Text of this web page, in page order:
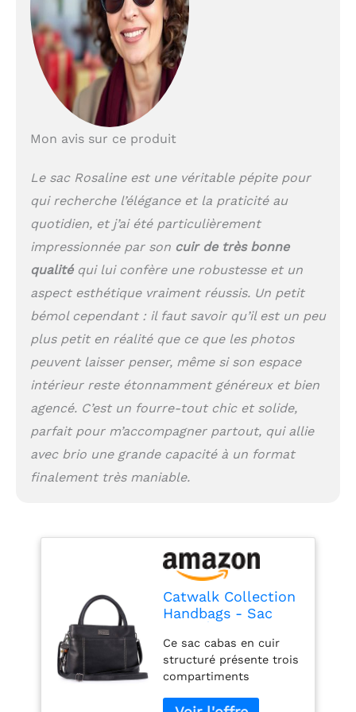
lustré pour créer une
superbe surface plane,
douce et soyeuse au
toucher. Une
bandoulière amovible et
réglable ainsi que des
doubles offrent
plate avec des pieds en
métal apporte structure
et stabilité lorsqu'il est
PRODUIT: H 22, L 32, P
15.5 cm, POIGNEES: 40
ANSE: 15 cm,
BANDOULIÈRE
AMOVIBLE: 150 cm
POCHES: 3
Compartiments
principaux + 1 Poche
intérieure zippée + 1
ouverte + 1
Emplacement téléphone
Emplacements cartes
Porte-rouge à lèvres + 1
Porte clef mousqueton
+ 1 Poche Extérieure
Zippé au Dos. Chaque
sac est livré avec une
chaînette décorative
Catwalk, et est livré
avec un sac anti-
poussière.
Mon avis sur ce produit
Le sac Rosaline est une véritable pépite pour
qui recherche l’élégance et la praticité au
quotidien, et j’ai été particulièrement
impressionnée par son cuir de très bonne
qualitéqui lui confère une robustesse et un
aspect esthétique vraiment réussis. Un petit
bémol cependant : il faut savoir qu’il est un peu
plus petit en réalité que ce que les photos
peuvent laisser penser, même si son espace
intérieur reste étonnamment généreux et bien
agencé. C’est un fourre-tout chic et solide,
parfait pour m’accompagner partout, qui allie
avec brio une grande capacité à un format
finalement très maniable.
Catwalk Collection
Handbags - Sac
Femme en Cuir -
Sac Cabas Moyen -
Sac à Main -
Bandoulière
Ce sac cabas en cuir
structuré présente trois
compartiments